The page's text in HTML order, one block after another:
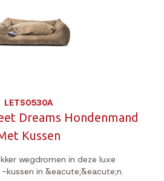
LETS0530A
Dreams Hondenmand
Kussen
wegdromen in deze luxe
kussen in &eacute;&eacute;n.